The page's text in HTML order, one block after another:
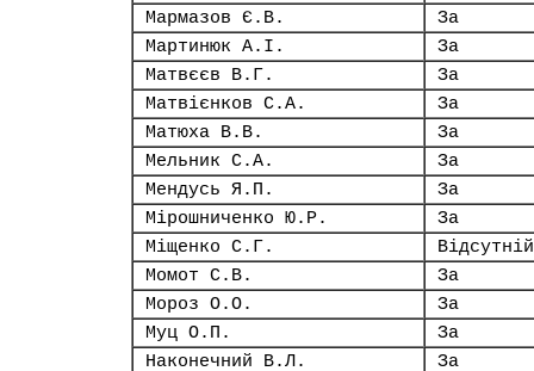
Мармазов Є.В.
За
Мартинюк А.І.
За
Матвєєв В.Г.
За
Матвієнков С.А.
За
Матюха В.В.
За
Мельник С.А.
За
Мендусь Я.П.
За
Мірошниченко Ю.Р.
За
Міщенко С.Г.
Відсутній
Момот С.В.
За
Мороз О.О.
За
Муц О.П.
За
Наконечний В.Л.
За